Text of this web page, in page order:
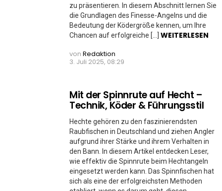
zu präsentieren. In diesem Abschnitt lernen Sie
die Grundlagen des Finesse-Angelns und die
Bedeutung der Ködergröße kennen, um Ihre
Chancen auf erfolgreiche […] WEITERLESEN
von Redaktion
3. Juli 2025, 08:29
Mit der Spinnrute auf Hecht –
Technik, Köder & Führungsstil
Hechte gehören zu den faszinierendsten
Raubfischen in Deutschland und ziehen Angler
aufgrund ihrer Stärke und ihrem Verhalten in
den Bann. In diesem Artikel entdecken Leser,
wie effektiv die Spinnrute beim Hechtangeln
eingesetzt werden kann. Das Spinnfischen hat
sich als eine der erfolgreichsten Methoden